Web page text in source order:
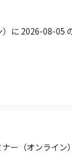
に 2026-08-05
ー（オンライ